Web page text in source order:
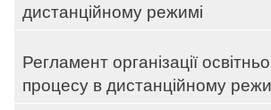
дистанційному режимі
Регламент організації
процесу в дистанційному